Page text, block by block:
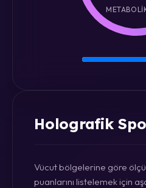
Holografik
Vücut bölgelerine göre
puanlarını listelemek için